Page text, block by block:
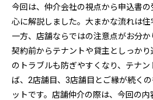
今回は、仲介会社の視点から申込書
心に解説しました。大まかな流れは
一方、店舗ならではの注意点がお分か
契約前からテナントや貸主としっか
のトラブルも防ぎやすくなり、テナ
ば、2店舗目、3店舗目とご縁が続く
ットです。店舗仲介の際は、今回の